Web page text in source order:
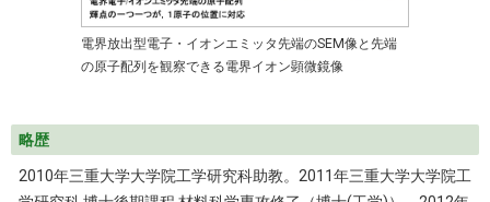
電界放出型電子・イオンエミッタ先端のSEM像と先端
の原子配列を観察できる電界イオン顕微鏡像
略歴
2010年三重大学大学院工学研究科助教。2011年三重大学大学院工